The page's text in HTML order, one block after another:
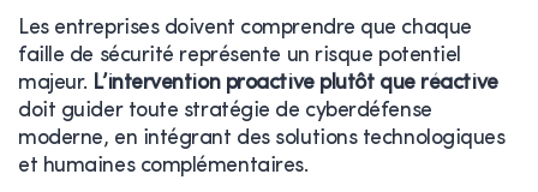
Les entreprises doivent comprendre que chaque
faille de sécurité représente un risque potentiel
majeur. L’intervention proactive plutôt que réactive
doit guider toute stratégie de cyberdéfense
moderne, en intégrant des solutions technologiques
et humaines complémentaires.